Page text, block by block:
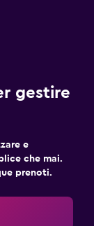
gestire
e
che mai.
prenoti.